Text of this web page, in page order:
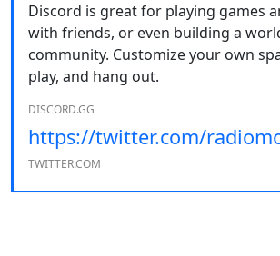
Discord is great for playing games
with friends, or even building a
community. Customize your own
play, and hang out.
DISCORD.GG
https://twitter.com/
TWITTER.COM